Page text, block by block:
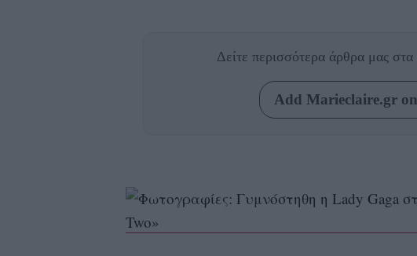
Δείτε περισσότερα άρθρα μας στα
Add Marieclaire.gr